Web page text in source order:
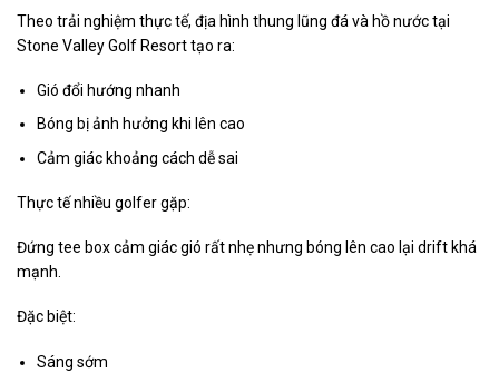
Theo trải nghiệm thực tế, địa hình thung lũng đá và hồ nước tại
Stone Valley Golf Resort tạo ra:
Gió đổi hướng nhanh
Bóng bị ảnh hưởng khi lên cao
Cảm giác khoảng cách dễ sai
Thực tế nhiều golfer gặp:
Đứng tee box cảm giác gió rất nhẹ nhưng bóng lên cao lại drift khá
mạnh.
Đặc biệt:
Sáng sớm